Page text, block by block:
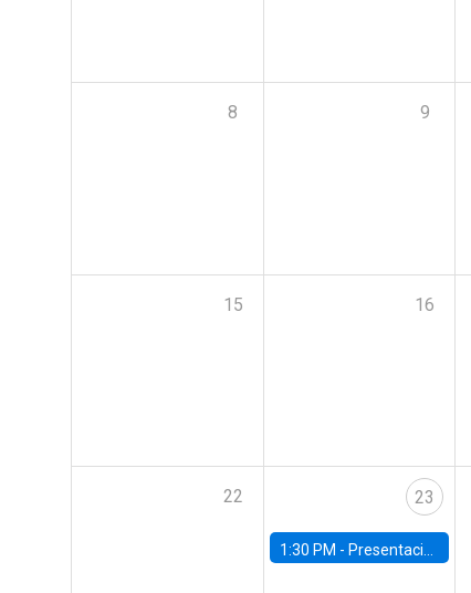
8 9
15 16
22 23
1:30 PM - Presentación IPoM de septiembre